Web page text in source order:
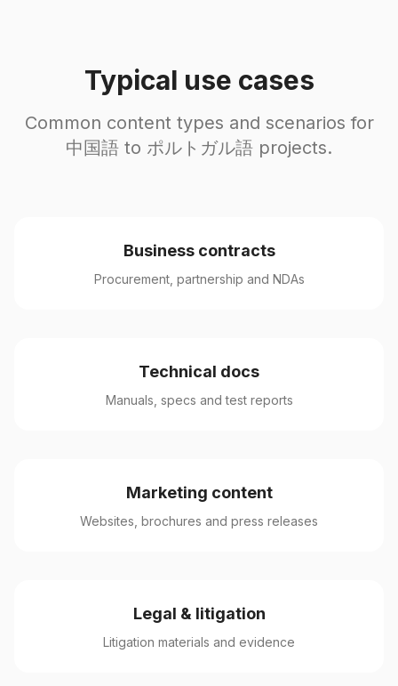
Typical use cases
Common content types and scenarios for
中国語 to ポルトガル語 projects.
Business contracts
Procurement, partnership and NDAs
Technical docs
Manuals, specs and test reports
Marketing content
Websites, brochures and press releases
Legal & litigation
Litigation materials and evidence